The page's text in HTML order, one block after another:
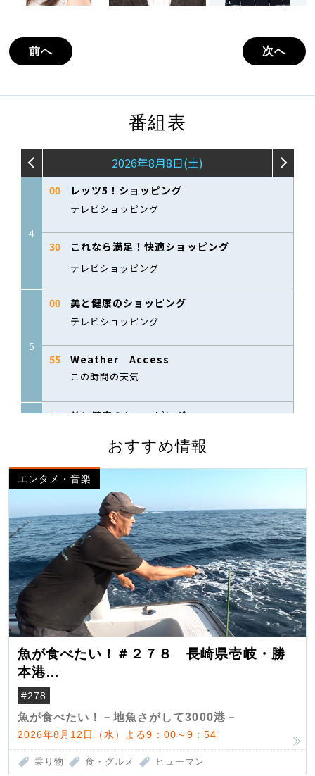
前へ 次へ
番組表
おすすめ情報
エンタメ・音楽
魚が食べたい！＃２７８ 長崎県壱岐・勝
本港
（クロマグロ）
#278
魚が食べたい！－地魚さがして3000港－
2026年8月12日（水）よる9：00～9：54
乗り物 食・グルメ ヒューマン